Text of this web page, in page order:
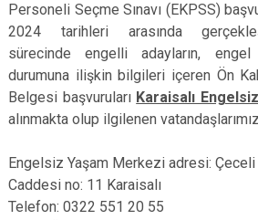
Karataş
Kozan
Pozantı
Personeli Seçme Sınavı (EKPSS)
2024 tarihleri arasında
sürecinde engelli adayların,
durumuna ilişkin bilgileri içeren Ön
Belgesi başvuruları Karaisalı
alınmakta olup ilgilenen
Engelsiz Yaşam Merkezi adresi:
Caddesi no: 11 Karaisalı
Telefon: 0322 551 20 55